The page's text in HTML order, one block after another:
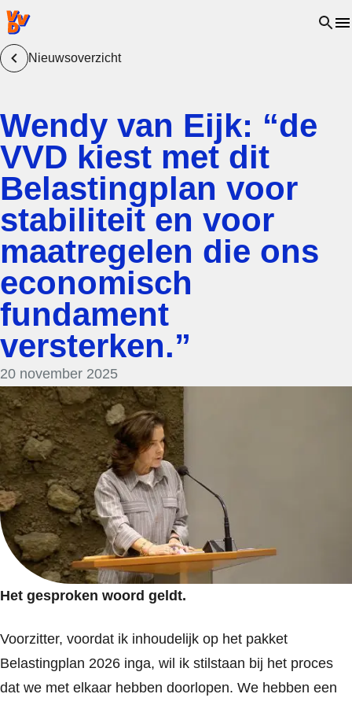
VVD.nl - Ga naar de homepage Open
Nieuwsoverzicht
Wendy van Eijk: “de
VVD kiest met dit
Belastingplan voor
stabiliteit en voor
maatregelen die ons
economisch
fundament
versterken.”
20 november 2025
Het gesproken woord geldt.
Voorzitter, voordat ik inhoudelijk op het pakket
Belastingplan 2026 inga, wil ik stilstaan bij het proces
dat we met elkaar hebben doorlopen. We hebben een